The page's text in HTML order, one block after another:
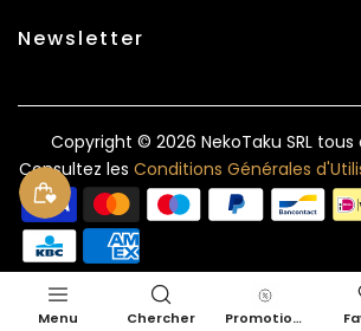
Newsletter
Copyright © 2026 NekoTaku SRL tous
Consultez les Conditions Générales
Menu Chercher Promotions